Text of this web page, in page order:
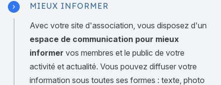
MIEUX INFORMER
Avec votre site d'association, vous disposez d'un
espace de communication pour mieux
informer vos membres et le public de votre
activité et actualité. Vous pouvez diffuser votre
information sous toutes ses formes : texte, photo